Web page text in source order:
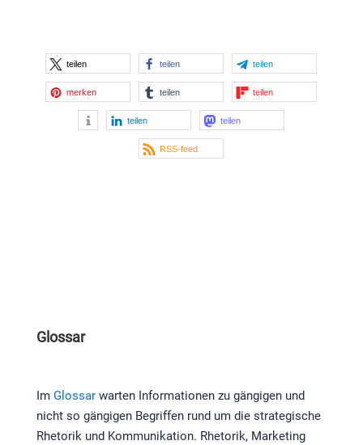
teilen teilen teilen
merken teilen teilen
teilen teilen
RSS-feed
Glossar
Im Glossarwarten Informationen zu gängigen und
nicht so gängigen Begriffen rund um die strategische
Rhetorik und Kommunikation. Rhetorik, Marketing